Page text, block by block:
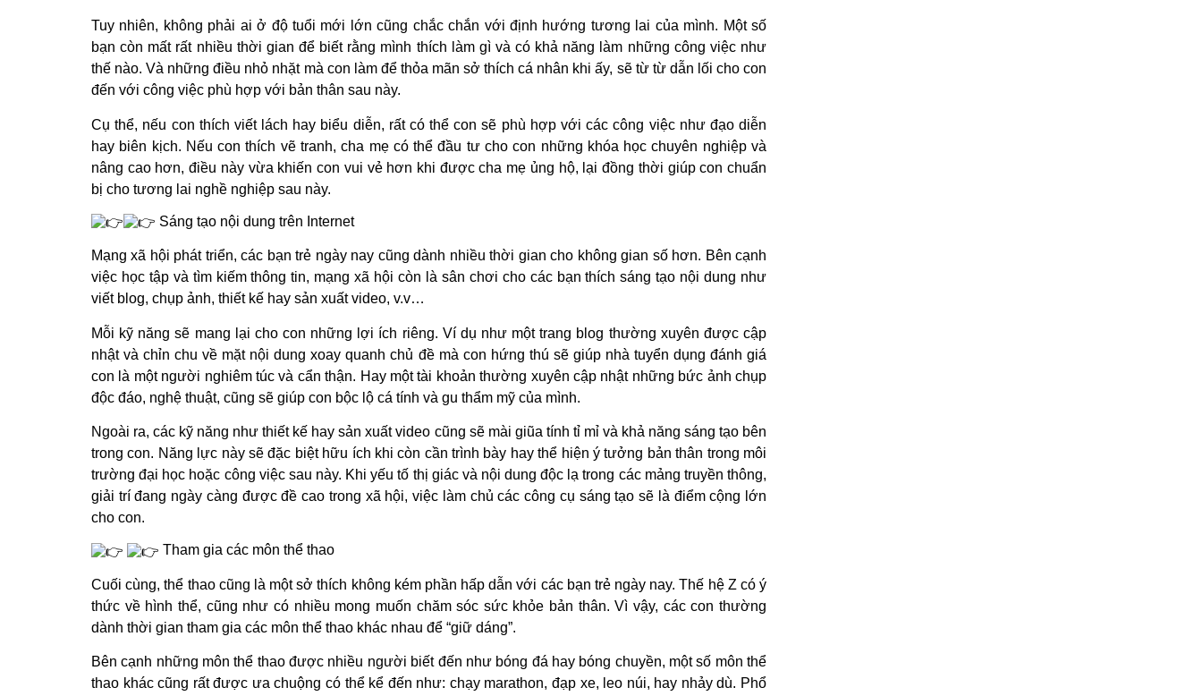
Tuy nhiên, không phải ai ở độ tuổi mới lớn cũng chắc chắn với định hướng tương lai của mình. Một số
bạn còn mất rất nhiều thời gian để biết rằng mình thích làm gì và có khả năng làm những công việc như
thế nào. Và những điều nhỏ nhặt mà con làm để thỏa mãn sở thích cá nhân khi ấy, sẽ từ từ dẫn lối cho con
đến với công việc phù hợp với bản thân sau này.
Cụ thể, nếu con thích viết lách hay biểu diễn, rất có thể con sẽ phù hợp với các công việc như đạo diễn
hay biên kịch. Nếu con thích vẽ tranh, cha mẹ có thể đầu tư cho con những khóa học chuyên nghiệp và
nâng cao hơn, điều này vừa khiến con vui vẻ hơn khi được cha mẹ ủng hộ, lại đồng thời giúp con chuẩn
bị cho tương lai nghề nghiệp sau này.
Sáng tạo nội dung trên Internet
Mạng xã hội phát triển, các bạn trẻ ngày nay cũng dành nhiều thời gian cho không gian số hơn. Bên cạnh
việc học tập và tìm kiếm thông tin, mạng xã hội còn là sân chơi cho các bạn thích sáng tạo nội dung như
viết blog, chụp ảnh, thiết kế hay sản xuất video, v.v…
Mỗi kỹ năng sẽ mang lại cho con những lợi ích riêng. Ví dụ như một trang blog thường xuyên được cập
nhật và chỉn chu về mặt nội dung xoay quanh chủ đề mà con hứng thú sẽ giúp nhà tuyển dụng đánh giá
con là một người nghiêm túc và cẩn thận. Hay một tài khoản thường xuyên cập nhật những bức ảnh chụp
độc đáo, nghệ thuật, cũng sẽ giúp con bộc lộ cá tính và gu thẩm mỹ của mình.
Ngoài ra, các kỹ năng như thiết kế hay sản xuất video cũng sẽ mài giũa tính tỉ mỉ và khả năng sáng tạo bên
trong con. Năng lực này sẽ đặc biệt hữu ích khi còn cần trình bày hay thể hiện ý tưởng bản thân trong môi
trường đại học hoặc công việc sau này. Khi yếu tố thị giác và nội dung độc lạ trong các mảng truyền thông,
giải trí đang ngày càng được đề cao trong xã hội, việc làm chủ các công cụ sáng tạo sẽ là điểm cộng lớn
cho con.
Tham gia các môn thể thao
Cuối cùng, thể thao cũng là một sở thích không kém phần hấp dẫn với các bạn trẻ ngày nay. Thế hệ Z có ý
thức về hình thể, cũng như có nhiều mong muốn chăm sóc sức khỏe bản thân. Vì vậy, các con thường
dành thời gian tham gia các môn thể thao khác nhau để “giữ dáng”.
Bên cạnh những môn thể thao được nhiều người biết đến như bóng đá hay bóng chuyền, một số môn thể
thao khác cũng rất được ưa chuộng có thể kể đến như: chạy marathon, đạp xe, leo núi, hay nhảy dù. Phổ